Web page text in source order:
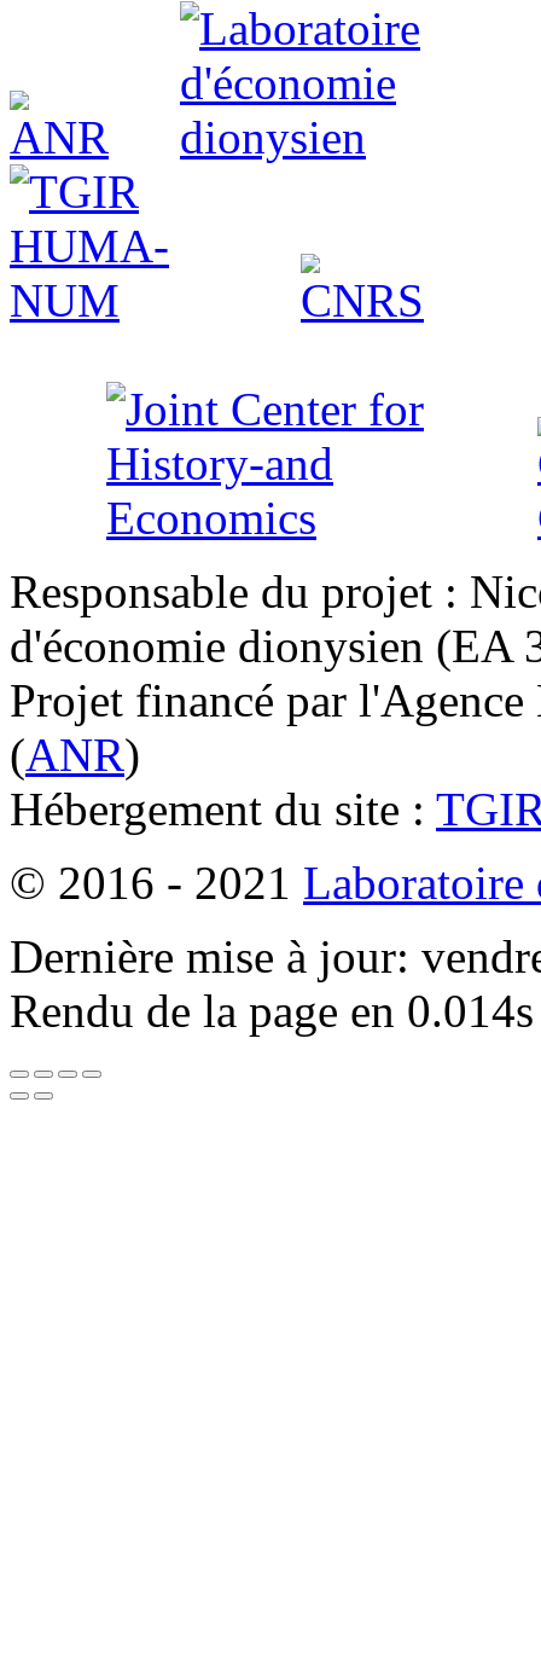
Responsable du projet :
d'économie dionysien
Projet financé par l'Agence
(ANR)
Hébergement du site :
© 2016 - 2021 Laboratoire
Dernière mise à jour:
Rendu de la page en 0.014s